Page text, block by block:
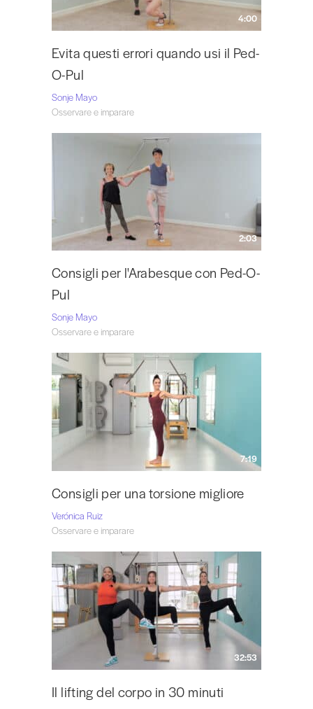
4:00
Evita questi errori quando usi il Ped-
O-Pul
Sonje Mayo
Osservare e imparare
2:03
Consigli per l'Arabesque con Ped-O-
Pul
Sonje Mayo
Osservare e imparare
7:19
Consigli per una torsione migliore
Verónica Ruiz
Osservare e imparare
32:53
Il lifting del corpo in 30 minuti